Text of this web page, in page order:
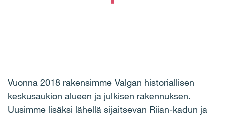
Vuonna 2018 rakensimme Valgan historiallisen
keskusaukion alueen ja julkisen rakennuksen.
Uusimme lisäksi lähellä sijaitsevan Riian-kadun ja